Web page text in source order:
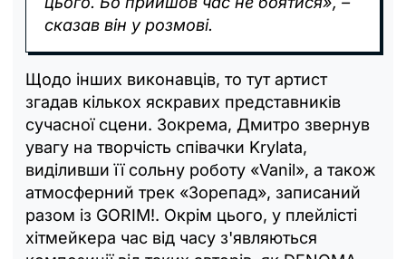
сказав він у розмові.
Щодо інших виконавців, то тут артист
згадав кількох яскравих представників
сучасної сцени. Зокрема, Дмитро звернув
увагу на творчість співачки Krylata,
виділивши її сольну роботу «Vanil», а також
атмосферний трек «Зорепад», записаний
разом із GORIM!. Окрім цього, у плейлісті
хітмейкера час від часу з'являються